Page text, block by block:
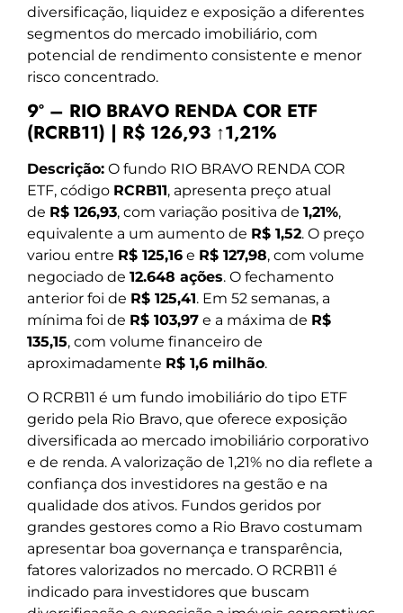
diversificação, liquidez e exposição a diferentes
segmentos do mercado imobiliário, com
potencial de rendimento consistente e menor
risco concentrado.
9º – RIO BRAVO RENDA COR ETF
(RCRB11) | R$ 126,93 ↑1,21%
Descrição: O fundo RIO BRAVO RENDA COR
ETF, código RCRB11, apresenta preço atual
de R$ 126,93, com variação positiva de 1,21%,
equivalente a um aumento de R$ 1,52. O preço
variou entre R$ 125,16 e R$ 127,98, com volume
negociado de 12.648 ações. O fechamento
anterior foi de R$ 125,41. Em 52 semanas, a
mínima foi de R$ 103,97 e a máxima de R$
135,15, com volume financeiro de
aproximadamente R$ 1,6 milhão.
O RCRB11 é um fundo imobiliário do tipo ETF
gerido pela Rio Bravo, que oferece exposição
diversificada ao mercado imobiliário corporativo
e de renda. A valorização de 1,21% no dia reflete a
confiança dos investidores na gestão e na
qualidade dos ativos. Fundos geridos por
grandes gestores como a Rio Bravo costumam
apresentar boa governança e transparência,
fatores valorizados no mercado. O RCRB11 é
indicado para investidores que buscam